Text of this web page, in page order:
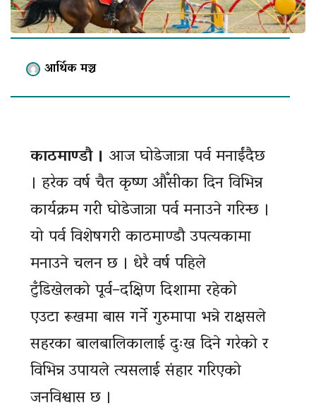
आर्थिक मञ्च
काठमाण्डौ । आज घोडेजात्रा पर्व मनाईंदैछ
। हरेक वर्ष चैत कृष्ण औँसीका दिन विभिन्न
कार्यक्रम गरी घोडेजात्रा पर्व मनाउने गरिन्छ ।
यो पर्व विशेषगरी काठमाण्डौ उपत्यकामा
मनाउने चलन छ । धेरै वर्ष पहिले
टुँडिखेलको पूर्व–दक्षिण दिशामा रहेको
एउटा रूखमा बास गर्ने गुरुमापा भन्ने राक्षसले
सहरका बालबालिकालाई दुःख दिने गरेको र
विभिन्न उपायले त्यसलाई संहार गरिएको
जनविश्वास छ ।